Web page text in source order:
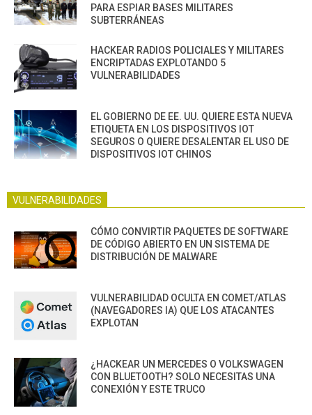
PARA ESPIAR BASES MILITARES
SUBTERRÁNEAS
HACKEAR RADIOS POLICIALES Y MILITARES
ENCRIPTADAS EXPLOTANDO 5
VULNERABILIDADES
EL GOBIERNO DE EE. UU. QUIERE ESTA NUEVA
ETIQUETA EN LOS DISPOSITIVOS IOT
SEGUROS O QUIERE DESALENTAR EL USO DE
DISPOSITIVOS IOT CHINOS
VULNERABILIDADES
CÓMO CONVIRTIR PAQUETES DE SOFTWARE
DE CÓDIGO ABIERTO EN UN SISTEMA DE
DISTRIBUCIÓN DE MALWARE
VULNERABILIDAD OCULTA EN COMET/ATLAS
(NAVEGADORES IA) QUE LOS ATACANTES
EXPLOTAN
¿HACKEAR UN MERCEDES O VOLKSWAGEN
CON BLUETOOTH? SOLO NECESITAS UNA
CONEXIÓN Y ESTE TRUCO